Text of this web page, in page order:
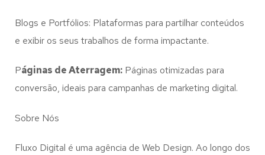
Blogs e Portfólios: Plataformas para partilhar conteúdos
e exibir os seus trabalhos de forma impactante.
Páginas de Aterragem: Páginas otimizadas para
conversão, ideais para campanhas de marketing digital.
Sobre Nós
Fluxo Digital é uma agência de Web Design. Ao longo dos